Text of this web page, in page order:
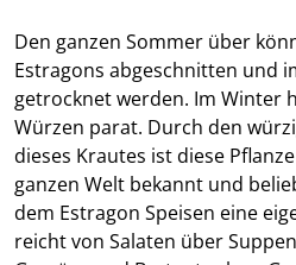
Den ganzen Sommer über
Estragons abgeschnitten und
getrocknet werden. Im Winter
Würzen parat. Durch den
dieses Krautes ist diese
ganzen Welt bekannt und
dem Estragon Speisen eine
reicht von Salaten über